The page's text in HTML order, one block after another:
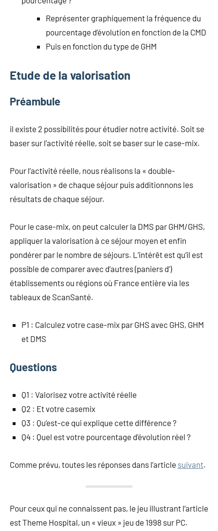
Représenter graphiquement la fréquence du
pourcentage d’évolution en fonction de la CMD
Puis en fonction du type de GHM
Etude de la valorisation
Préambule
il existe 2 possibilités pour étudier notre activité. Soit se
baser sur l’activité réelle, soit se baser sur le case-mix.
Pour l’activité réelle, nous réalisons la « double-
valorisation » de chaque séjour puis additionnons les
résultats de chaque séjour.
Pour le case-mix, on peut calculer la DMS par GHM/GHS,
appliquer la valorisation à ce séjour moyen et enfin
pondérer par le nombre de séjours. L’intérêt est qu’il est
possible de comparer avec d’autres (paniers d’)
établissements ou régions où France entière via les
tableaux de ScanSanté.
P1 : Calculez votre case-mix par GHS avec GHS, GHM
et DMS
Questions
Q1 : Valorisez votre activité réelle
Q2 : Et votre casemix
Q3 : Qu’est-ce qui explique cette différence ?
Q4 : Quel est votre pourcentage d’évolution réel ?
Comme prévu, toutes les réponses dans l’article suivant.
Pour ceux qui ne connaissent pas, le jeu illustrant l’article
est Theme Hospital, un « vieux » jeu de 1998 sur PC.